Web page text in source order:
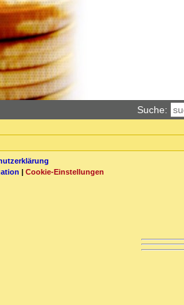
Suche:
| Cookie-Einstellungen